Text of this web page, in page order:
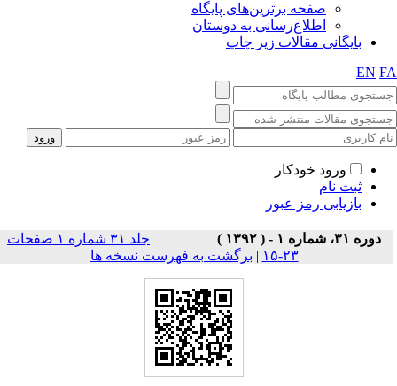
صفحه برترین‌های پایگاه
اطلاع‌رسانی به دوستان
بایگانی مقالات زیر چاپ
EN
ورود خودکار
ثبت نام
بازیابی رمز عبور
دوره ۳۱، شماره ۱ - ( ۱۳۹۲ )
جلد ۳۱ شماره ۱ صفحات
۲۳-۱۵
| برگشت به فهرست نسخه ها